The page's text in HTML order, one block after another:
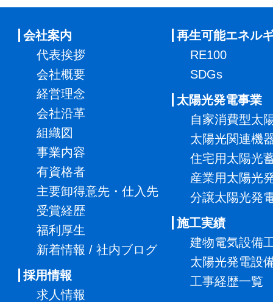
会社案内
代表挨拶
会社概要
経営理念
会社沿革
組織図
事業内容
有資格者
主要卸得意先・仕入先
受賞経歴
福利厚生
新着情報 / 社内ブログ
採用情報
求人情報
再生可能エネル
RE100
SDGs
太陽光発電事業
自家消費型太
太陽光関連機
住宅用太陽光
産業用太陽光
分譲太陽光発
施工実績
建物電気設備
太陽光発電設
工事経歴一覧